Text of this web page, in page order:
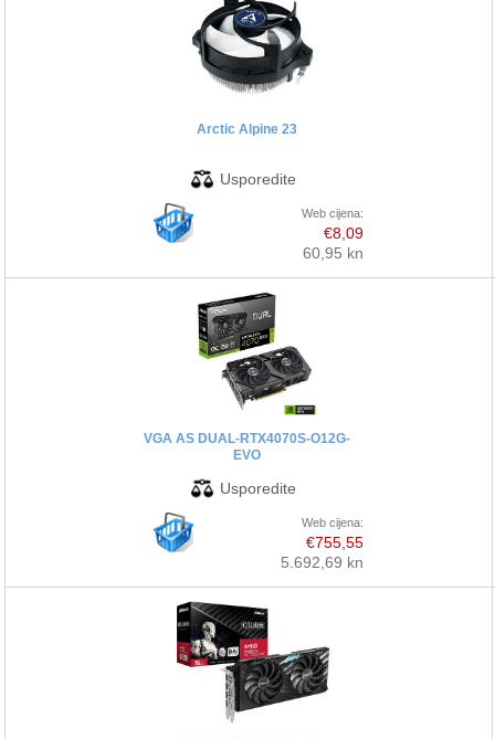
Arctic Alpine 23
Web cijena:
€8,09
60,95 kn
VGA AS DUAL-RTX4070S-O12G-
EVO
Web cijena:
€755,55
5.692,69 kn